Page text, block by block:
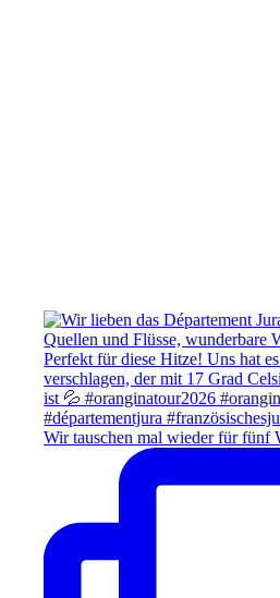
Wir tauschen mal wieder für fünf